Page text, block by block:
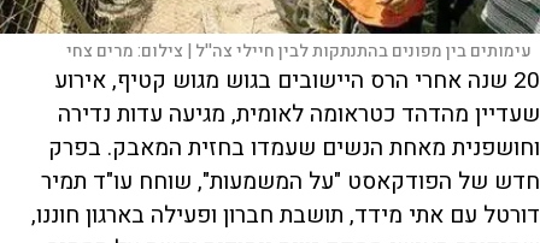
עימותים בין מפונים בהתנתקות לבין חיילי צה''ל | צילום:מרים צחי
20 שנה אחרי הרס היישובים בגוש מגוש קטיף, אירוע
שעדיין מהדהד כטראומה לאומית, מגיעה עדות נדירה
וחושפנית מאחת הנשים שעמדו בחזית המאבק. בפרק
חדש של הפודקאסט "על המשמעות", שוחח עו"ד תמיר
דורטל עם אתי מידד, תושבת חברון ופעילה בארגון חוננו,